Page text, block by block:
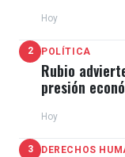
Hoy
2 POLÍTICA
Rubio
presión
Hoy
3 DERECHOS